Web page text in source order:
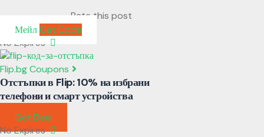
Rate this post
МейлGet Code
No Expires
Flip.bg Coupons
Отстъпки в Flip: 10% на избрани
телефони и смарт устройства
Get Deal
No Expires